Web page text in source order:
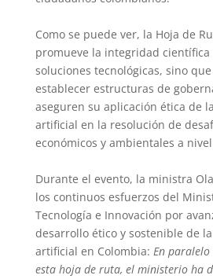
Como se puede ver, la Hoja de
promueve la integridad
soluciones tecnológicas, sino
establecer estructuras de
aseguren su aplicación ética de
artificial en la resolución de
económicos y ambientales a
Durante el evento, la ministra
los continuos esfuerzos del
Tecnología e Innovación por
desarrollo ético y sostenible de
artificial en Colombia: En paralelo
esta hoja de ruta, el ministerio ha